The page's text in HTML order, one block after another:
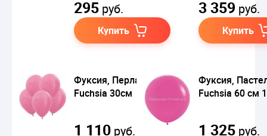
295 руб.
Купить
3 359 руб.
Купить
Фуксия, Перламутр /
Fuchsia 30см
1 110 руб.
Фуксия,
Fuchsia 60 см
1 325 руб.